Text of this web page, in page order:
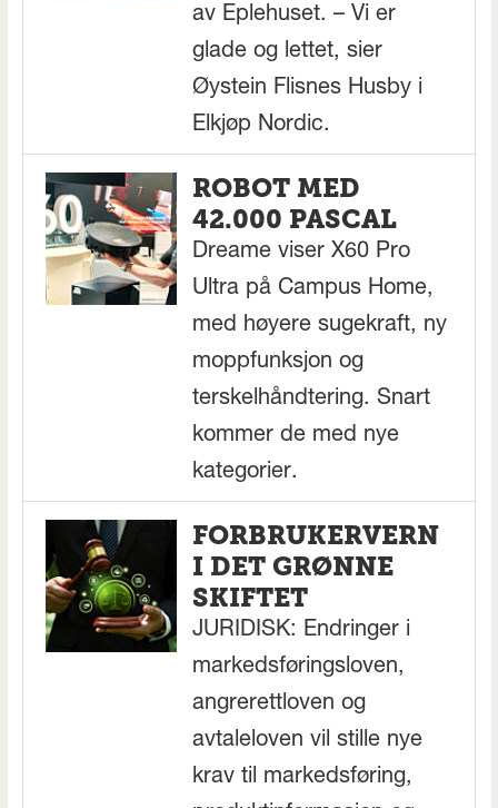
av Eplehuset. – Vi er
glade og lettet, sier
Øystein Flisnes Husby i
Elkjøp Nordic.
ROBOT MED
42.000 PASCAL
Dreame viser X60 Pro
Ultra på Campus Home,
med høyere sugekraft, ny
moppfunksjon og
terskelhåndtering. Snart
kommer de med nye
kategorier.
FORBRUKERVERN
I DET GRØNNE
SKIFTET
JURIDISK: Endringer i
markedsføringsloven,
angrerettloven og
avtaleloven vil stille nye
krav til markedsføring,